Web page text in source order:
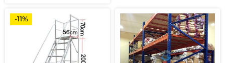
4.300.000 ₫.
3.900.000 ₫.
-11%